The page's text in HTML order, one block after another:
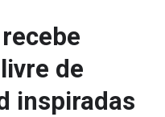
de
inspiradas